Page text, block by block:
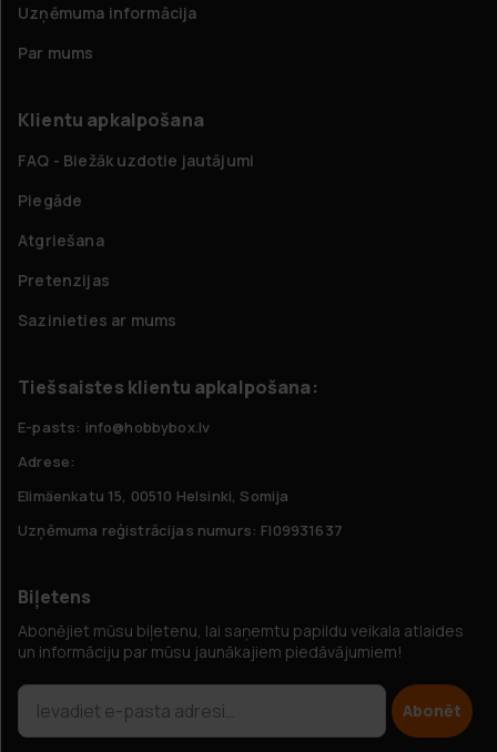
Uzņēmuma informācija
Par mums
Klientu apkalpošana
FAQ - Biežāk uzdotie jautājumi
Piegāde
Atgriešana
Pretenzijas
Sazinieties ar mums
Tiešsaistes klientu apkalpošana:
E-pasts: info@hobbybox.lv
Adrese:
Elimäenkatu 15, 00510 Helsinki, Somija
Uzņēmuma reģistrācijas numurs: FI09931637
Biļetens
Abonējiet mūsu biļetenu, lai saņemtu papildu veikala atlaides
un informāciju par mūsu jaunākajiem piedāvājumiem!
Abonēt